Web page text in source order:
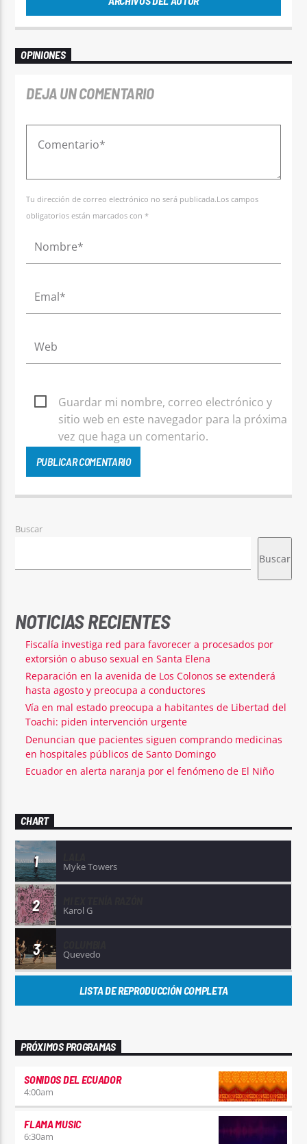
OPINIONES
DEJA UN COMENTARIO
Tu dirección de correo electrónico no será publicada.Los campos
obligatorios están marcados con *
Guardar mi nombre, correo electrónico y
sitio web en este navegador para la próxima
vez que haga un comentario.
Buscar
Buscar
NOTICIAS RECIENTES
Fiscalía investiga red para favorecer a procesados por
extorsión o abuso sexual en Santa Elena
Reparación en la avenida de Los Colonos se extenderá
hasta agosto y preocupa a conductores
Vía en mal estado preocupa a habitantes de Libertad del
Toachi: piden intervención urgente
Denuncian que pacientes siguen comprando medicinas
en hospitales públicos de Santo Domingo
Ecuador en alerta naranja por el fenómeno de El Niño
CHART
1 Myke Towers
2 Karol G
3 Quevedo
LISTA DE REPRODUCCIÓN COMPLETA
PRÓXIMOS PROGRAMAS
SONIDOS DEL ECUADOR
4:00am
FLAMA MUSIC
6:30am